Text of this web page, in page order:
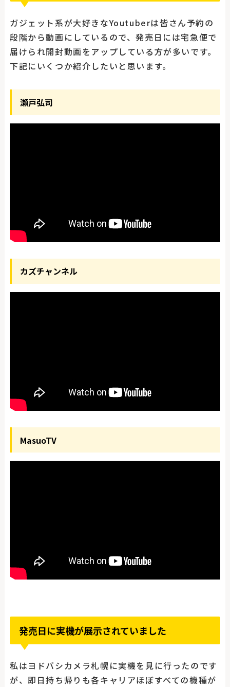
ガジェット系が大好きなYoutuberは皆さん予約の
段階から動画にしているので、発売日には宅急便で
届けられ開封動画をアップしている方が多いです。
下記にいくつか紹介したいと思います。
瀬戸弘司
カズチャンネル
MasuoTV
発売日に実機が展示されていました
私はヨドバシカメラ札幌に実機を見に行ったのです
が、即日持ち帰りも各キャリアほぼすべての機種が